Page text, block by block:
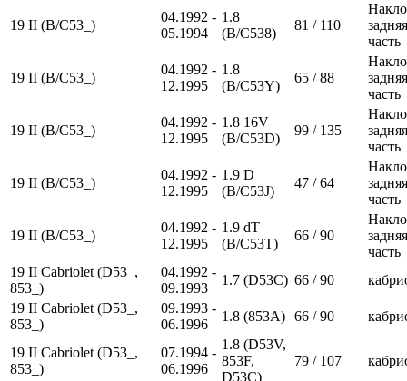
19 II (B/C53_)
04.1992 -
05.1994
1.8
(B/C538)
81 / 110
задняя
часть
19 II (B/C53_)
04.1992 -
12.1995
1.8
(B/C53Y)
65 / 88
задняя
часть
19 II (B/C53_)
04.1992 -
12.1995
1.8 16V
(B/C53D)
99 / 135
задняя
часть
19 II (B/C53_)
04.1992 -
12.1995
1.9 D
(B/C53J)
47 / 64
задняя
часть
19 II (B/C53_)
04.1992 -
12.1995
1.9 dT
(B/C53T)
66 / 90
задняя
часть
19 II Cabriolet (D53_,
853_)
04.1992 -
09.1993
1.7 (D53C) 66 / 90
19 II Cabriolet (D53_,
853_)
09.1993 -
06.1996
1.8 (853A) 66 / 90
19 II Cabriolet (D53_,
853_)
07.1994 -
06.1996
1.8 (D53V,
853F,
D53C)
79 / 107